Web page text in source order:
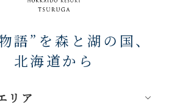
語”を森と湖の国、
北海道から
リア